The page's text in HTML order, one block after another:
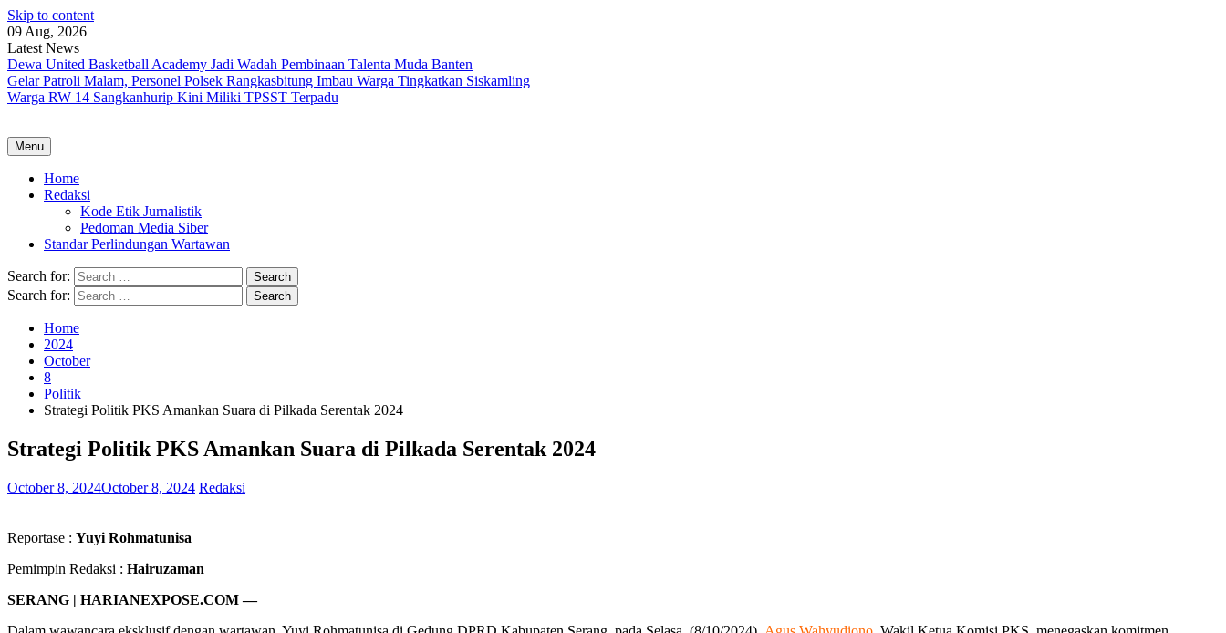
Skip to content
09 Aug, 2026
Latest News
Dewa United Basketball Academy Jadi Wadah Pembinaan Talenta Muda Banten
Gelar Patroli Malam, Personel Polsek Rangkasbitung Imbau Warga Tingkatkan Siskamling
Warga RW 14 Sangkanhurip Kini Miliki TPSST Terpadu
Menu
Home
Redaksi
Kode Etik Jurnalistik
Pedoman Media Siber
Standar Perlindungan Wartawan
Search for:
Search for:
Home
2024
October
8
Politik
Strategi Politik PKS Amankan Suara di Pilkada Serentak 2024
Strategi Politik PKS Amankan Suara di Pilkada Serentak 2024
October 8, 2024October 8, 2024 Redaksi
Reportase : Yuyi Rohmatunisa
Pemimpin Redaksi : Hairuzaman
SERANG | HARIANEXPOSE.COM —